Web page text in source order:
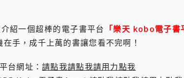
紹一個超棒的電子書平台 「樂天 kobo電子書
手，成千上萬的書讓您看不完啊！
台網址：請點我請點我請用力點我